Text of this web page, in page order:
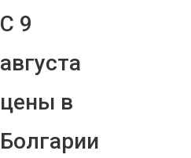
С 9
августа
цены в
Болгарии